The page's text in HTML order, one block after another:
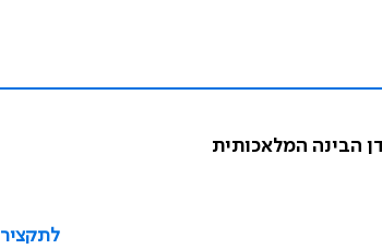
הבינה המלאכותית
לתקציר